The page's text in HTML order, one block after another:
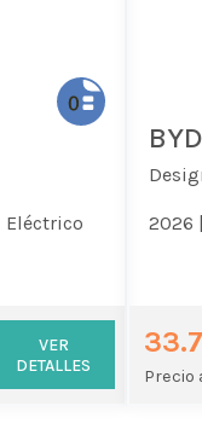
Eléctrico
VER
DETALLES
2026
Precio